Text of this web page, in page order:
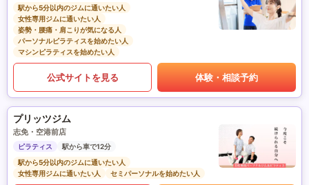
駅から5分以内のジムに通いたい人
女性専用ジムに通いたい人
姿勢・腰痛・肩こりが気になる人
パーソナルピラティスを始めたい人
マシンピラティスを始めたい人
公式サイトを見る 体験・相談予約
プリッツジム
志免・空港前店
ピラティス
駅から車で12分
駅から5分以内のジムに通いたい人
女性専用ジムに通いたい人
セミパーソナルを始めたい人